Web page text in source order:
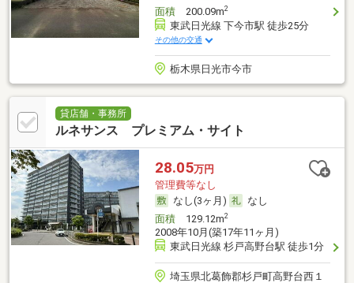
面積200.09m2
東武日光線 下今市駅 徒歩25分
その他の交通
栃木県日光市今市
貸店舗・事務所
ルネサンス プレミアム・サイト
28.05万円
管理費等なし
なし(3ヶ月)
なし
面積129.12m2
2008年10月(築17年11ヶ月)
東武日光線 杉戸高野台駅 徒歩1分
埼玉県北葛飾郡杉戸町高野台西１